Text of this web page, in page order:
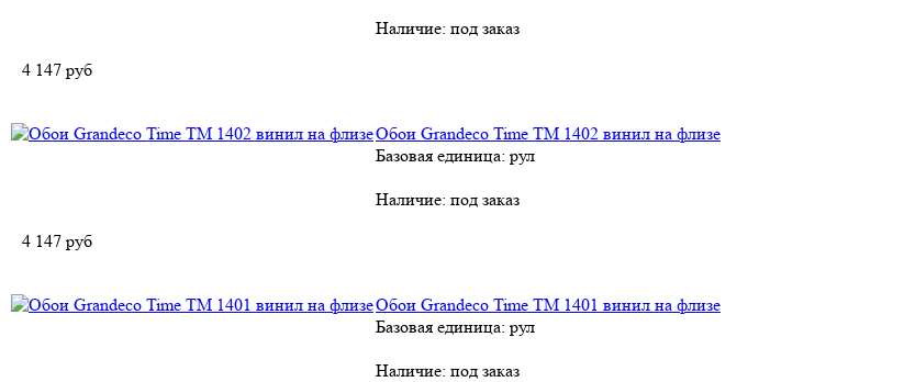
Наличие: под заказ
4 147 руб
Обои Grandeco Time TM 1402 винил на флизе
Базовая единица: рул
Наличие: под заказ
4 147 руб
Обои Grandeco Time TM 1401 винил на флизе
Базовая единица: рул
Наличие: под заказ